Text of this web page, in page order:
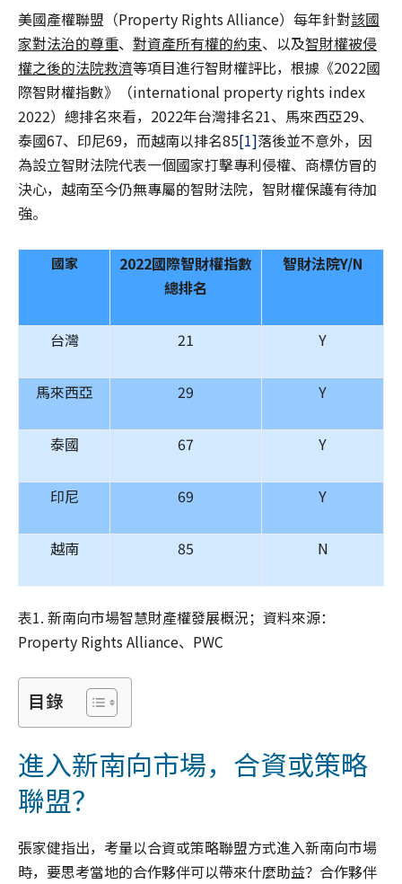
美國產權聯盟（Property Rights Alliance）每年針對該國
家對法治的尊重、 對資產所有權的約束、以及智財權被侵
權之後的法院救濟等項目進行智財權評比，根據《2022國
際智財權指數》（international property rights index
2022）總排名來看，2022年台灣排名21、馬來西亞29、
泰國67、印尼69，而越南以排名85[1]落後並不意外，因
為設立智財法院代表一個國家打擊專利侵權、商標仿冒的
決心，越南至今仍無專屬的智財法院，智財權保護有待加
強。
國家 2022國際智財權指數
總排名
智財法院Y/N
台灣 21 Y
馬來西亞 29 Y
泰國 67 Y
印尼 69 Y
越南 85 N
表1. 新南向市場智慧財產權發展概況；資料來源：
Property Rights Alliance、PWC
目錄
進入新南向市場，合資或策略
聯盟？
張家健指出，考量以合資或策略聯盟方式進入新南向市場
時，要思考當地的合作夥伴可以帶來什麼助益？合作夥伴